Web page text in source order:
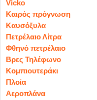
Vicko
Καιρός πρόγνωση
Καυσόξυλα
Πετρέλαιο Λίτρα
Φθηνό πετρέλαιο
Βρες Τηλέφωνο
Κομπιουτεράκι
Πλοία
Αεροπλάνα